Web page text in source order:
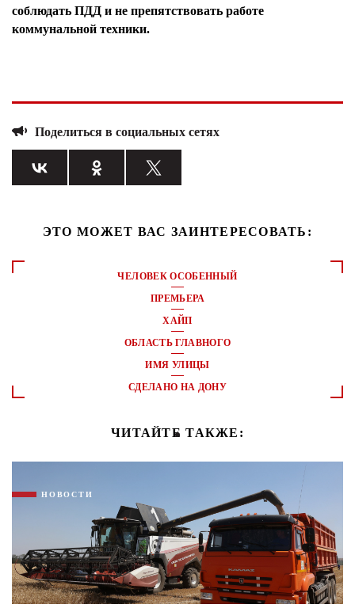
соблюдать ПДД и не препятствовать работе
коммунальной техники.
Поделиться в социальных сетях
ЭТО МОЖЕТ ВАС ЗАИНТЕРЕСОВАТЬ:
ЧЕЛОВЕК ОСОБЕННЫЙ
ПРЕМЬЕРА
ХАЙП
ОБЛАСТЬ ГЛАВНОГО
ИМЯ УЛИЦЫ
СДЕЛАНО НА ДОНУ
ЧИТАЙТЕ ТАКЖЕ:
НОВОСТИ